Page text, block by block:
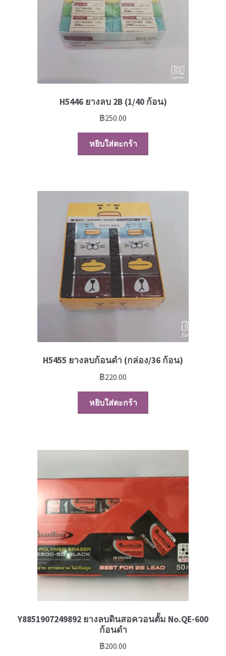
H5446 ยางลบ 2B (1/40 ก้อน)
฿250.00
หยิบใส่ตะกร้า
H5455 ยางลบก้อนดำ (กล่อง/36 ก้อน)
฿220.00
หยิบใส่ตะกร้า
Y8851907249892 ยางลบดินสอควอนตั้ม No.QE-600
ก้อนดำ
฿200.00